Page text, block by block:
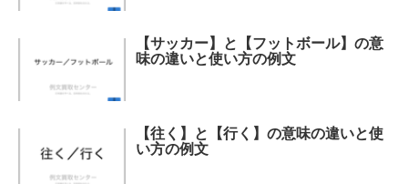
【サッカー】と【フットボール】の意
味の違いと使い方の例文
【往く】と【行く】の意味の違いと使
い方の例文